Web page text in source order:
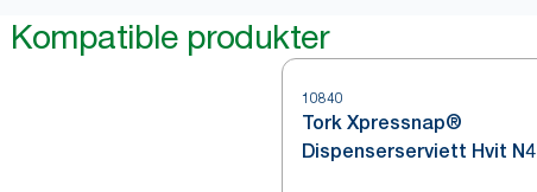
Kompatible produkter
10840
Tork Xpressnap®
Dispenserserviett Hvit N4